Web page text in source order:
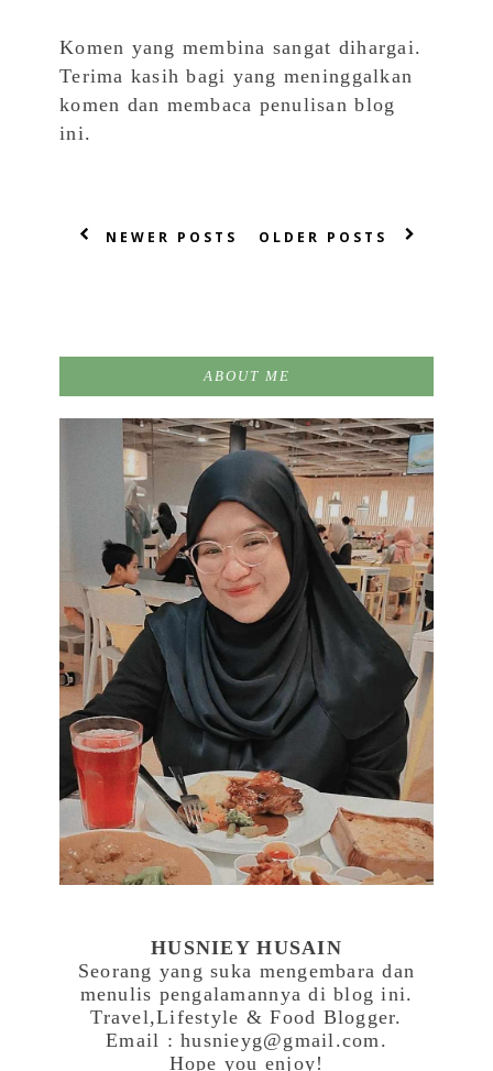
Komen yang membina sangat dihargai.
Terima kasih bagi yang meninggalkan
komen dan membaca penulisan blog
ini.
NEWER POSTS OLDER POSTS
ABOUT ME
HUSNIEY HUSAIN
Seorang yang suka mengembara dan
menulis pengalamannya di blog ini.
Travel,Lifestyle & Food Blogger.
Email : husnieyg@gmail.com.
Hope you enjoy!